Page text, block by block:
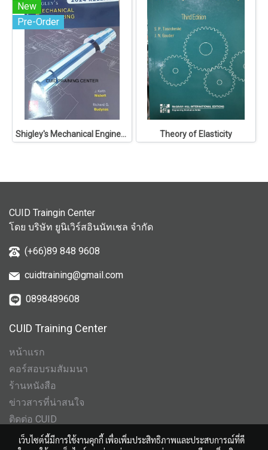
New
Pre-Order
Shigley's Mechanical Engineering Design Theory of Elasticity
CUID Traingin Center
โดย บริษัท ยูนิเวิร์สอินนัทเชล จำกัด
(+66)89 848 9608
cuidtraining@gmail.com
0898489608
CUID Training Center
หน้าแรก
คอร์สอบรมสัมมนา
ร้านหนังสือ
ข่าวสารที่น่าสนใจ
ติดต่อ CUID
เว็บไซต์นี้มีการใช้งานคุกกี้ เพื่อเพิ่มประสิทธิภาพและประสบการณ์ที่ดี